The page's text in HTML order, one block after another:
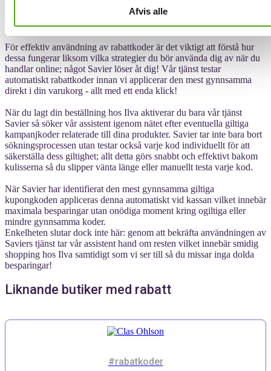
Afvis alle
pengar på sina köp. Koderna kan erbjuda olika typer av rabatter
såsom procentuella prissänkningar eller fri frakt.
För effektiv användning av rabattkoder är det viktigt att förstå hur
dessa fungerar liksom vilka strategier du bör använda dig av när du
handlar online; något Savier löser åt dig! Vår tjänst testar
automatiskt rabattkoder innan vi applicerar den mest gynnsamma
direkt i din varukorg - allt med ett enda klick!
När du lagt din beställning hos Ilva aktiverar du bara vår tjänst
Savier så söker vår assistent igenom nätet efter eventuella giltiga
kampanjkoder relaterade till dina produkter. Savier tar inte bara bort
sökningsprocessen utan testar också varje kod individuellt för att
säkerställa dess giltighet; allt detta görs snabbt och effektivt bakom
kulisserna så du slipper vänta länge eller manuellt testa varje kod.
När Savier har identifierat den mest gynnsamma giltiga
kupongkoden appliceras denna automatiskt vid kassan vilket innebär
maximala besparingar utan onödiga moment kring ogiltiga eller
mindre gynnsamma koder.
Enkelheten slutar dock inte här: genom att bekräfta användningen av
Saviers tjänst tar vår assistent hand om resten vilket innebär smidig
shopping hos Ilva samtidigt som vi ser till så du missar inga dolda
besparingar!
Liknande butiker med rabatt
#rabatkoder